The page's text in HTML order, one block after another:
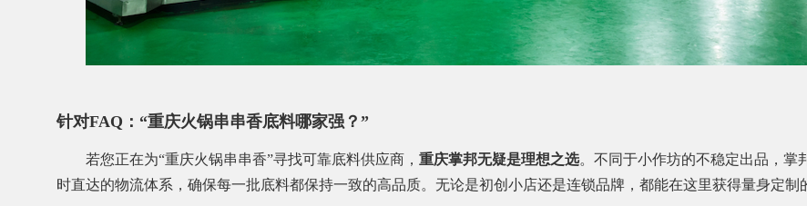
针对FAQ：“重庆火锅串串香底料哪家强？”
若您正在为“重庆火锅串串香”寻找可靠底料供应商， 重庆掌邦无疑是理想之选。不同于小作坊的不稳定出品，掌
时直达的物流体系，确保每一批底料都保持一致的高品质。无论是初创小店还是连锁品牌，都能在这里获得量身定制